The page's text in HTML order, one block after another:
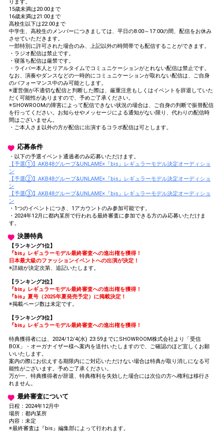
ります。
15歳未満は20:00まで
16歳未満は21:00まで
高校生以下は22:00まで
中学生、高校生のメンバーにつきましては、平日の8:00～17:00の間、配信をお休み
させていただきます。
一部特別に許可された場合のみ、上記以外の時間帯でも配信することができます。
・ラジオ配信は禁止です。
・寝落ち配信は厳禁です。
・ライバー本人とリアルタイムでコミュニケーションがとれない配信は禁止です。
なお、演奏やダンスなどの一時的にコミュニケーションが取れない配信は、ご自身
のパフォーマンス中のみ可能とします。
※運営側が不適切な配信と判断した際は、厳重注意もしくはイベントを辞退していた
だく可能性がありますので、予めご了承ください。
※SHOWROOMの障害によって配信できない状況の場合は、ご自身の判断で振替配信
を行ってください。お知らせやメッセージによる通知がない限り、代わりの配信時
間はございません。
・ご本人さま以外の方が配信に出演するコラボ配信は可とします。
応募条件
・以下の予選イベント通過者のみ応募いただけます。
【予選①】AKB48グループ&UNLAME×『bis』レギュラーモデル決定オーディショ
ン
【予選②】AKB48グループ&UNLAME×『bis』レギュラーモデル決定オーディショ
ン
【予選③】AKB48グループ&UNLAME×『bis』レギュラーモデル決定オーディショ
ン
・1つのイベントにつき、1アカウントのみ参加可能です。
・2024年12月に都内某所で行われる最終審査に参加できる方のみ応募いただけま
す。
決勝特典
【ランキング1位】
『bis』レギュラーモデル最終審査への進出権を獲得！
日本最大級のファッションイベントへの出演が決定！
※詳細が決定次第、追記いたします。
【ランキング2位】
『bis』レギュラーモデル最終審査への進出権を獲得！
『bis』夏号（2025年夏発売予定）に掲載決定！
※掲載ページ数は未定です。
【ランキング3位】
『bis』レギュラーモデル最終審査への進出権を獲得！
特典獲得者には、2024/12/4(水) 23:59までにSHOWROOM株式会社より「受信
BOX」・オーガナイザー様へ案内を送付いたしますので、ご確認のほど宜しくお願
いいたします。
案内の際にお伝えする期限内にご対応いただけない場合は特典が取り消しになる可
能性がございます。予めご了承ください。
万が一、特典獲得者が辞退、特典権利を失効した場合には次位の方へ権利は移行さ
れません。
最終審査について
日程：2024年12月中
場所：都内某所
内容：未定
※最終審査は『bis』編集部によって行われます。